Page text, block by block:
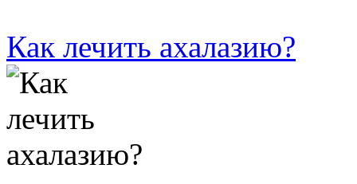
Как лечить ахалазию?